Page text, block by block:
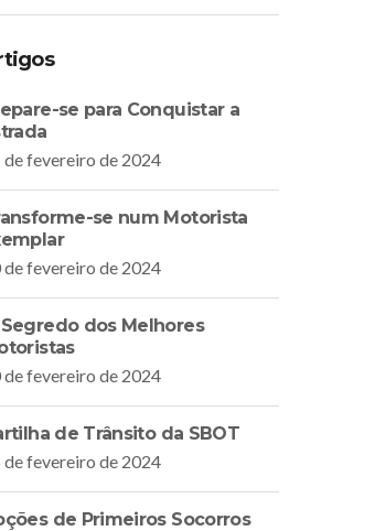
se para Conquistar a
de fevereiro de 2024
se num Motorista
de fevereiro de 2024
dos Melhores
de fevereiro de 2024
de Trânsito da SBOT
de fevereiro de 2024
de Primeiros Socorros